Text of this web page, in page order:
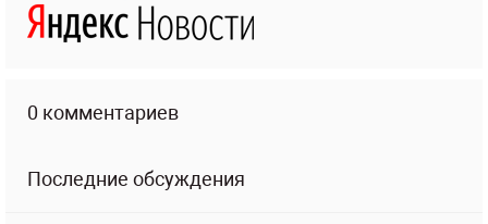
0 комментариев
Последние обсуждения